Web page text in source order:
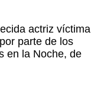
actriz víctima
parte de los
en la Noche, de